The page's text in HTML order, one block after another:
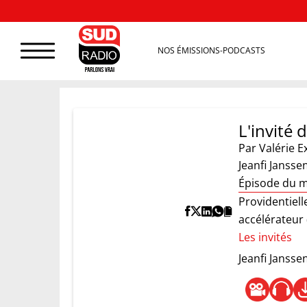
NOS ÉMISSIONS-PODCASTS
L'invité
ParValérie
Jeanfi
Épisode du
accélérateur
Les invités
Jeanfi